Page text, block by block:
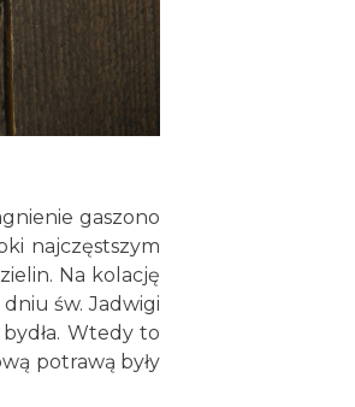
gaszono
najczęstszym
Na kolację
św. Jadwigi
Wtedy to
potrawą były